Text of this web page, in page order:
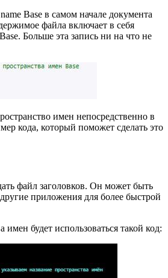
Base в самом начале документа
файла включает в себя
Больше эта запись ни на что не
имен непосредственно в
кода, который поможет сделать это
файл заголовков. Он может быть
приложения для более быстрой
имен будет использоваться такой код: